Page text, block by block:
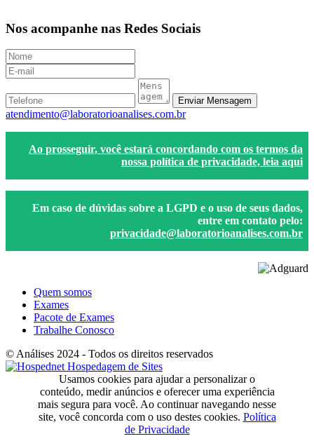
Nos acompanhe nas Redes Sociais
Enviar Mensagem
atendimento@laboratorioanalises.com.br
Ao prosseguir, você estará concordando com os termos da
nossa política de privacidade, leia aqui
Em caso de dúvidas sobre a LGPD e o uso de seus dados,
entre em contato pelo:
privacidade@laboratorioanalises.com.br
Quem somos
Exames
Pacote de Exames
Trabalhe Conosco
© Análises 2024 - Todos os direitos reservados
Usamos cookies para ajudar a personalizar o
conteúdo, medir anúncios e oferecer uma experiência
mais segura para você. Ao continuar navegando nesse
site, você concorda com o uso destes cookies. Política
de Privacidade